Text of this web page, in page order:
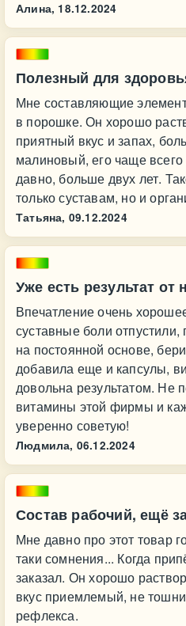
Алина, 18.12.2024
Полезный для
Мне составляющие
в порошке. Он хорошо
приятный вкус и запах,
малиновый, его чаще
давно, больше двух лет.
только суставам, но и
Татьяна, 09.12.2024
Уже есть результат от
Впечатление очень
суставные боли
на постоянной основе,
добавила еще и капсулы,
довольна результатом. Не
витамины этой фирмы и
уверенно советую!
Людмила, 06.12.2024
Состав рабочий, ещё
Мне давно про этот товар
таки сомнения... Когда
заказал. Он хорошо
вкус приемлемый, не
рефлекса.